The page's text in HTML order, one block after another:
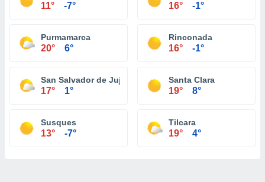
11° -7° 16° -1°
Purmamarca
20° 6°
Rinconada
16° -1°
San Salvador de Jujuy
17° 1°
Santa Clara
19° 8°
Susques
13° -7°
Tilcara
19° 4°